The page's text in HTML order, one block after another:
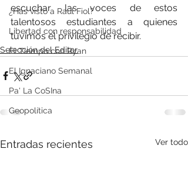
¿Has visto a Raúl Fiol?
Libertad con responsabilidad
El Tiempo con Ryan
El Ignaciano Semanal
Pa' La CoSIna
Geopolítica
escuchar las voces de estos
talentosos estudiantes a quienes
tuvimos el privilegio de recibir.
Selección del Editor
Entradas recientes Ver todo